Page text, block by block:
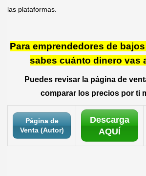
las plataformas.
Para emprendedores de
sabes cuánto dinero vas
Puedes revisar la página de
comparar los precios por ti
Página de
Venta (Autor)
Descarga
AQUÍ